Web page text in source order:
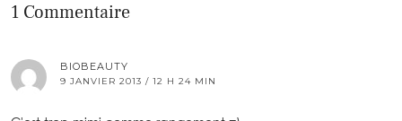
1 Commentaire
BIOBEAUTY
9 JANVIER 2013 / 12 H 24 MIN